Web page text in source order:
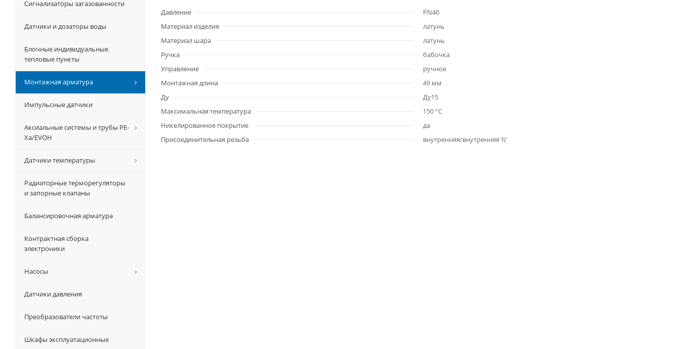
Давление
PN40
Материал изделия
латунь
Материал шара
латунь
Ручка
бабочка
Управление
ручное
Монтажная длина
49 мм
Ду
Ду15
Максимальная температура
150 °C
Никелированное покрытие
да
Присоединительная резьба
внутренняя/внутренняя ½’
Сигнализаторы загазованности
Датчики и дозаторы воды
Блочные индивидуальные
тепловые пункты
Монтажная арматура
Импульсные датчики
Аксиальные системы и трубы РЕ-
Ха/EVOH
Датчики температуры
Радиаторные терморегуляторы
и запорные клапаны
Балансировочная арматура
Контрактная сборка
электроники
Насосы
Датчики давления
Преобразователи частоты
Шкафы эксплуатационные